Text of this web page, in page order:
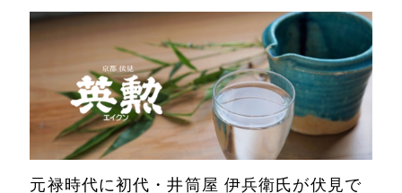
元禄時代に初代・井筒屋 伊兵衛氏が伏見で